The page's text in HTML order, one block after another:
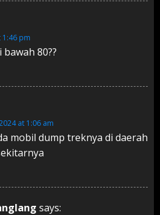
1:46 pm
80??
at 1:06 am
mobil dump treknya di daerah
says: